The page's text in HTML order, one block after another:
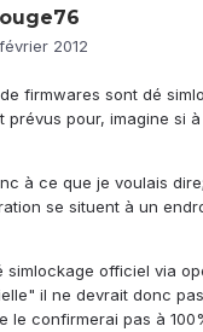
2012
firmwares sont dé
prévus pour, imagine si
à ce que je voulais
se situent à un
simlockage officiel via
il ne devrait donc
le confirmerai pas à